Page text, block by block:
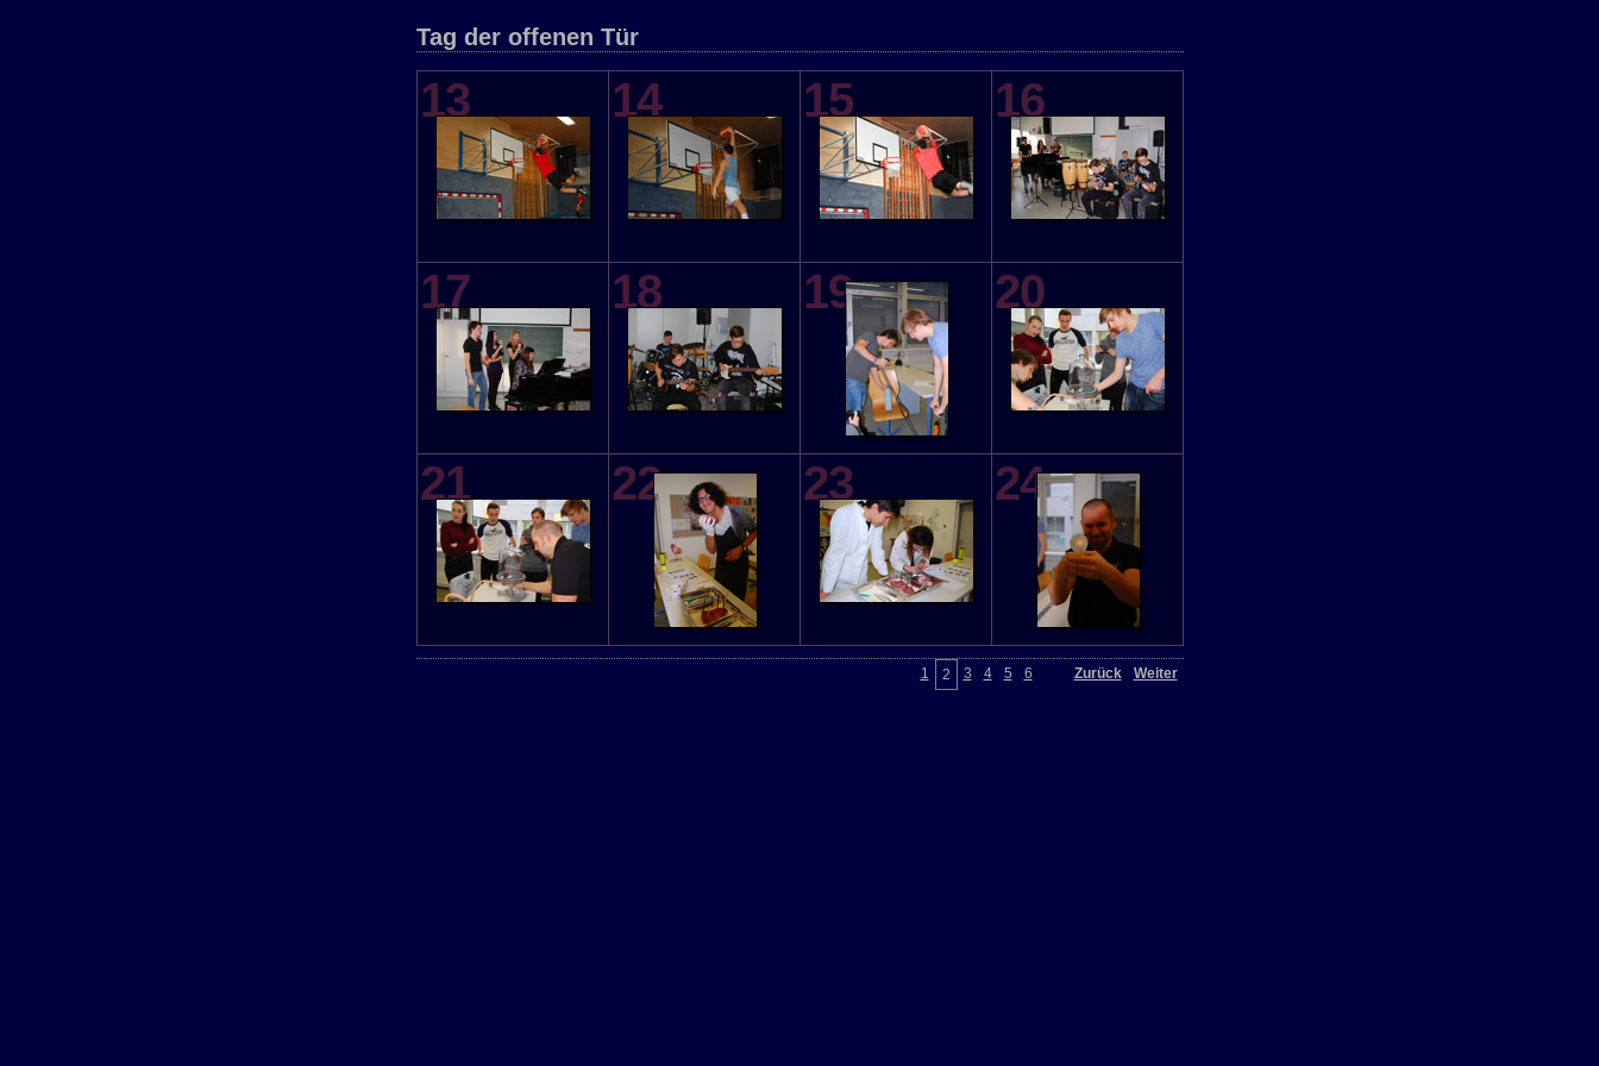
Tag der offenen Tür
13 14 15 16
17 18 19 20
21 22 23 24
1 2 3 4 5 6 Zurück Weiter